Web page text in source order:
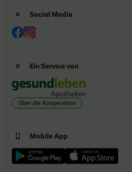
Social Media
Ein Service von
Über die Kooperation
Mobile App